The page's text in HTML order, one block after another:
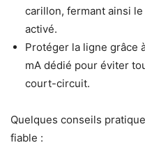
carillon, fermant ainsi
activé.
Protéger la ligne grâce
mA dédié pour éviter
court-circuit.
Quelques conseils
fiable :